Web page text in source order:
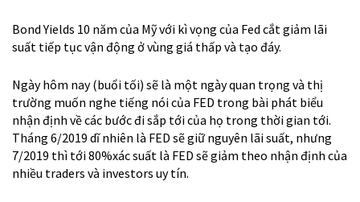
Bond Yields 10 năm của Mỹ với kì vọng của Fed cắt giảm lãi
suất tiếp tục vận động ở vùng giá thấp và tạo đáy.
Ngày hôm nay (buổi tối) sẽ là một ngày quan trọng và thị
trường muốn nghe tiếng nói của FED trong bài phát biểu
nhận định về các bước đi sắp tới của họ trong thời gian tới.
Tháng 6/2019 dĩ nhiên là FED sẽ giữ nguyên lãi suất, nhưng
7/2019 thì tới 80%xác suất là FED sẽ giảm theo nhận định của
nhiều traders và investors uy tín.